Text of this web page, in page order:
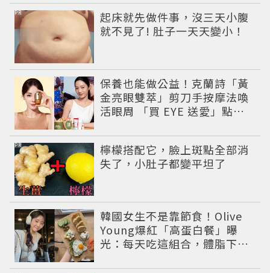
起床就先做件事，沒三天小腹
就不見了! 肚子一天天變小！
PR
保養也能做公益！克蘭詩「黃
金亮眼雙萃」剪刀手按摩法喚
活眼周 「買 EYE 送愛」點亮
檸檬搭配它，臉上斑點全部消
失了，小肚子都變平坦了
PR
韓國女生不是靠節食！Olive
Young爆紅「高蛋白餐」曝
光：每天吃這組合，體脂下降